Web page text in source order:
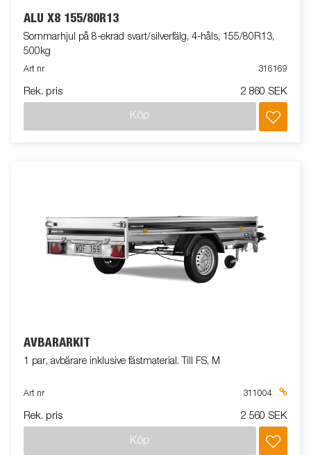
ALU X8 155/80R13
Sommarhjul på 8-ekrad svart/silverfälg, 4-håls, 155/80R13,
500kg
Art nr 316169
Rek. pris 2 860 SEK
Köp
AVBÄRARKIT
1 par, avbärare inklusive fästmaterial. Till FS, M
Art nr 311004
Rek. pris 2 560 SEK
Köp